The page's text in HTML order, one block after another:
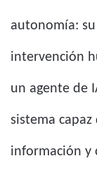
autonomía:
intervención
un agente de
sistema
información y